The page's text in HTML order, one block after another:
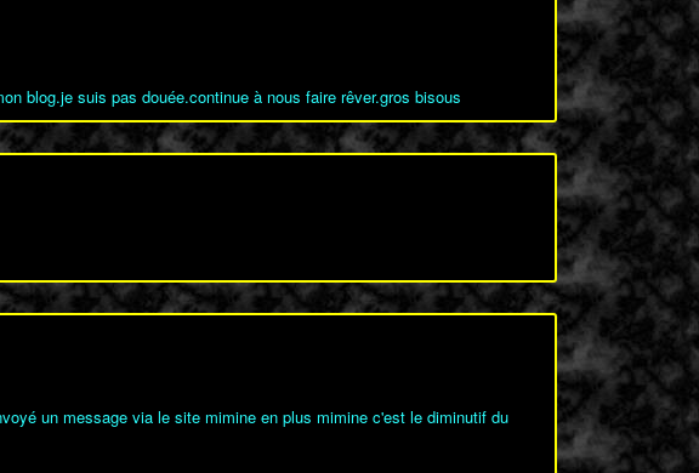
blog.je suis pas douée.continue à nous faire rêver.gros bisous
un message via le site mimine en plus mimine c'est le diminutif du